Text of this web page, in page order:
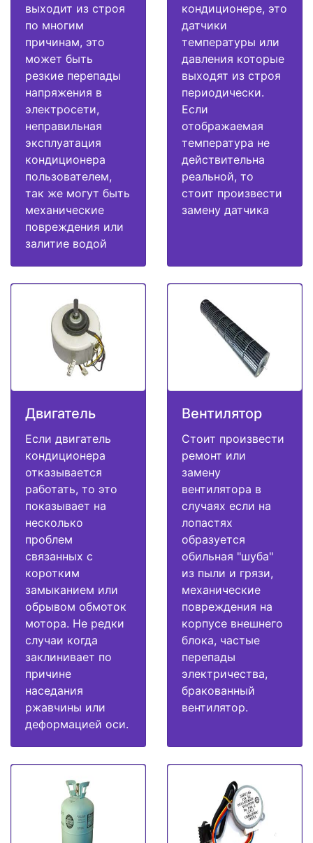
выходит из строя
по многим
причинам, это
может быть
резкие перепады
напряжения в
электросети,
неправильная
эксплуатация
кондиционера
пользователем,
так же могут быть
механические
повреждения или
залитие водой
кондиционере, это
датчики
температуры или
давления которые
выходят из строя
периодически.
Если
отображаемая
температура не
действительна
реальной, то
стоит произвести
замену датчика
Двигатель
Если двигатель
кондиционера
отказывается
работать, то это
показывает на
несколько
проблем
связанных с
коротким
замыканием или
обрывом обмоток
мотора. Не редки
случаи когда
заклинивает по
причине
наседания
ржавчины или
деформацией оси.
Вентилятор
Стоит произвести
ремонт или
замену
вентилятора в
случаях если на
лопастях
образуется
обильная "шуба"
из пыли и грязи,
механические
повреждения на
корпусе внешнего
блока, частые
перепады
электричества,
бракованный
вентилятор.